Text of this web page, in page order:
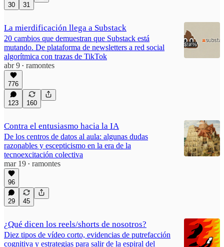
30 31
La mierdificación llega a Substack
20 cambios que demuestran que Substack está
mutando. De plataforma de newsletters a red social
algorítmica con trazas de TikTok
abr 9 • ramontes
776
123 160
Contra el entusiasmo hacia la IA
De los centros de datos al aula: algunas dudas
razonables y escepticismo en la era de la
tecnoexcitación colectiva
mar 19 • ramontes
96
29 45
¿Qué dicen los reels/shorts de nosotros?
Diez tipos de vídeo corto, evidencias de putrefacción
cognitiva y estrategias para salir de la espiral del